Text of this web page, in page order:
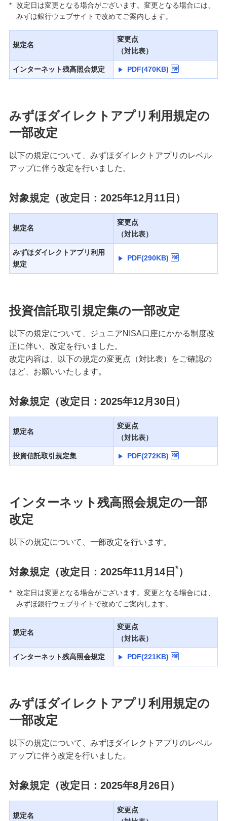
* 改定日は変更となる場合がございます。変更となる場合には、
みずほ銀行ウェブサイトで改めてご案内します。
規定名
変更点
（対比表）
インターネット残高照会規定 PDF(470KB)
みずほダイレクトアプリ利用規定の
一部改定
以下の規定について、みずほダイレクトアプリのレベル
アップに伴う改定を行いました。
対象規定（改定日：2025年12月11日）
規定名
変更点
（対比表）
みずほダイレクトアプリ利用
規定
PDF(290KB)
投資信託取引規定集の一部改定
以下の規定について、ジュニアNISA口座にかかる制度改
正に伴い、改定を行いました。
改定内容は、以下の規定の変更点（対比表）をご確認の
ほど、お願いいたします。
対象規定（改定日：2025年12月30日）
規定名
変更点
（対比表）
投資信託取引規定集 PDF(272KB)
インターネット残高照会規定の一部
改定
以下の規定について、一部改定を行います。
対象規定（改定日：2025年11月14日 *）
* 改定日は変更となる場合がございます。変更となる場合には、
みずほ銀行ウェブサイトで改めてご案内します。
規定名
変更点
（対比表）
インターネット残高照会規定 PDF(221KB)
みずほダイレクトアプリ利用規定の
一部改定
以下の規定について、みずほダイレクトアプリのレベル
アップに伴う改定を行いました。
対象規定（改定日：2025年8月26日）
規定名
変更点